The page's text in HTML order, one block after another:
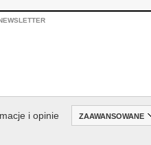
i opinie ZAAWANSOWANE